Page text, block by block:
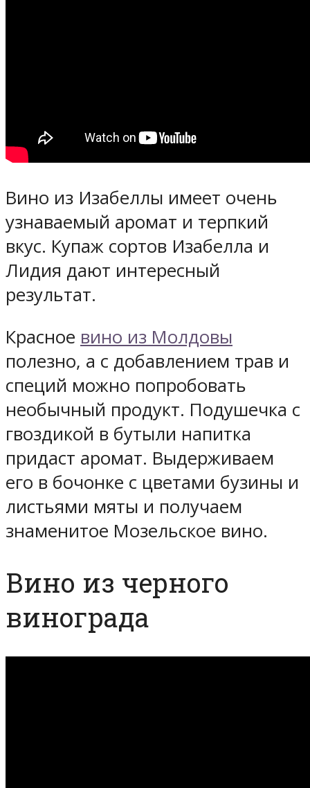
Вино из Изабеллы имеет очень
узнаваемый аромат и терпкий
вкус. Купаж сортов Изабелла и
Лидия дают интересный
результат.
Красное вино из Молдовы
полезно, а с добавлением трав и
специй можно попробовать
необычный продукт. Подушечка с
гвоздикой в бутыли напитка
придаст аромат. Выдерживаем
его в бочонке с цветами бузины и
листьями мяты и получаем
знаменитое Мозельское вино.
Вино из черного
винограда